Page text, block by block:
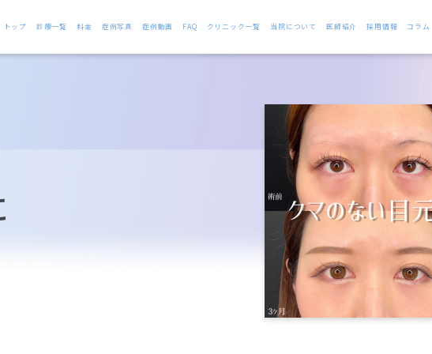
トップ 診療一覧 料金 症例写真 症例動画 FAQ クリニック一覧 当院について 医師紹介 採用情報 コラム